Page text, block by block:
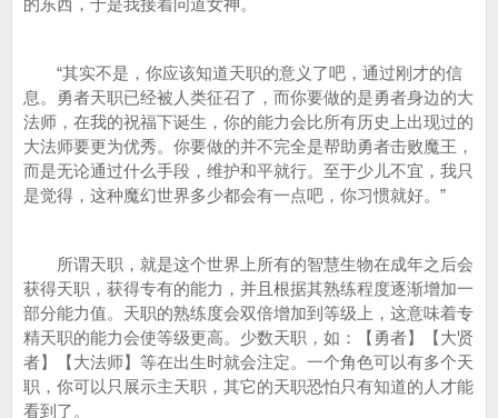
的东西，于是我接着问道女神。
“其实不是，你应该知道天职的意义了吧，通过刚才的信
息。勇者天职已经被人类征召了，而你要做的是勇者身边的大
法师，在我的祝福下诞生，你的能力会比所有历史上出现过的
大法师要更为优秀。你要做的并不完全是帮助勇者击败魔王，
而是无论通过什么手段，维护和平就行。至于少儿不宜，我只
是觉得，这种魔幻世界多少都会有一点吧，你习惯就好。”
所谓天职，就是这个世界上所有的智慧生物在成年之后会
获得天职，获得专有的能力，并且根据其熟练程度逐渐增加一
部分能力值。天职的熟练度会双倍增加到等级上，这意味着专
精天职的能力会使等级更高。少数天职，如：【勇者】【大贤
者】【大法师】等在出生时就会注定。一个角色可以有多个天
职，你可以只展示主天职，其它的天职恐怕只有知道的人才能
看到了。